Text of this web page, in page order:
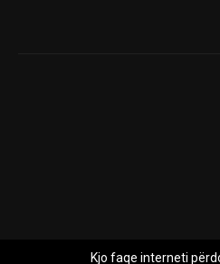
Kjo faqe interneti